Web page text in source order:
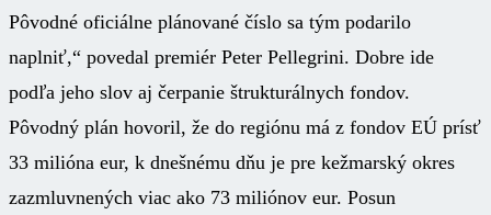
Pôvodné oficiálne plánované číslo sa tým podarilo
naplniť,“ povedal premiér Peter Pellegrini. Dobre ide
podľa jeho slov aj čerpanie štrukturálnych fondov.
Pôvodný plán hovoril, že do regiónu má z fondov EÚ prísť
33 milióna eur, k dnešnému dňu je pre kežmarský okres
zazmluvnených viac ako 73 miliónov eur. Posun